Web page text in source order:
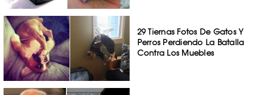
29 Tiernas Fotos De Gatos Y
Perros Perdiendo La Batalla
Contra Los Muebles